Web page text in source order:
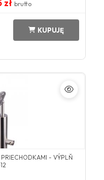
zł brutto
KUPUJĘ
- VÝPLŇ